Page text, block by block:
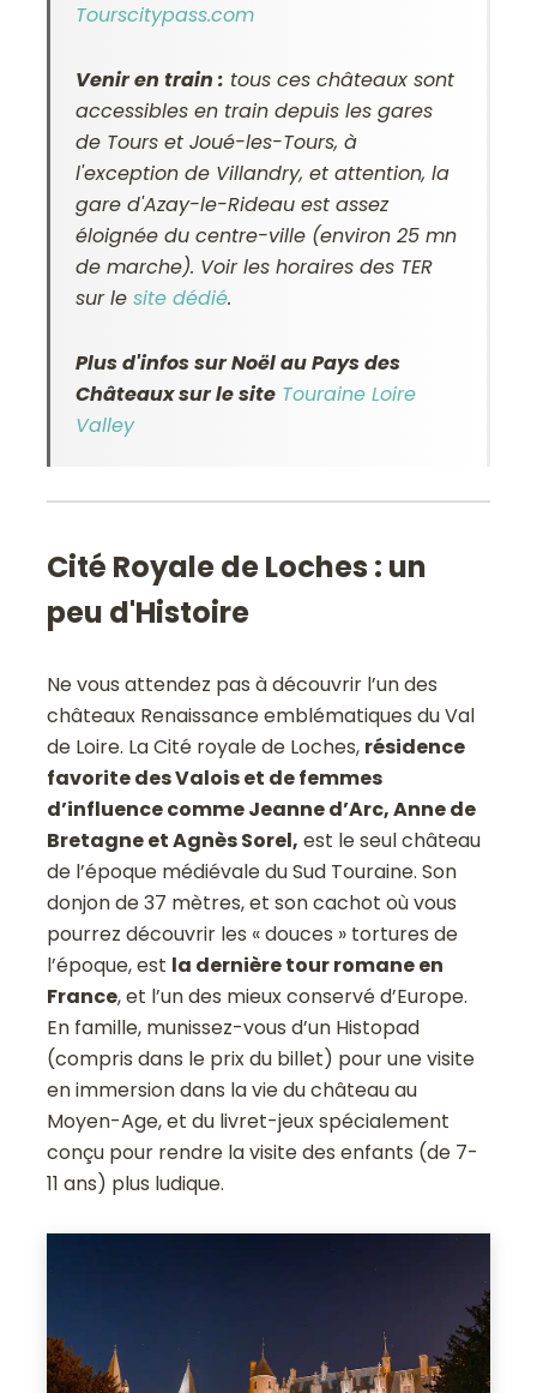
Tourscitypass.com
Venir en train : tous ces châteaux sont
accessibles en train depuis les gares
de Tours et Joué-les-Tours, à
l'exception de Villandry, et attention, la
gare d'Azay-le-Rideau est assez
éloignée du centre-ville (environ 25 mn
de marche). Voir les horaires des TER
sur lesite dédié.
Plus d'infos sur Noël au Pays des
Châteaux sur le site Touraine Loire
Valley
Cité Royale de Loches : un
peu d'Histoire
Ne vous attendez pas à découvrir l’un des
châteaux Renaissance emblématiques du Val
de Loire. La Cité royale de Loches, résidence
favorite des Valois et de femmes
d’influence comme Jeanne d’Arc, Anne de
Bretagne et Agnès Sorel, est le seul château
de l’époque médiévale du Sud Touraine. Son
donjon de 37 mètres, et son cachot où vous
pourrez découvrir les « douces » tortures de
l’époque, est la dernière tour romane en
France, et l’un des mieux conservé d’Europe.
En famille, munissez-vous d’un Histopad
(compris dans le prix du billet) pour une visite
en immersion dans la vie du château au
Moyen-Age, et du livret-jeux spécialement
conçu pour rendre la visite des enfants (de 7-
11 ans) plus ludique.